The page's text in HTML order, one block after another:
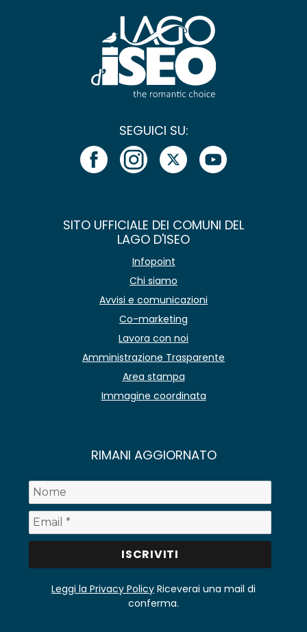
SEGUICI SU:
SITO UFFICIALE DEI COMUNI DEL
LAGO D'ISEO
Infopoint
Chi siamo
Avvisi e comunicazioni
Co-marketing
Lavora con noi
Amministrazione Trasparente
Area stampa
Immagine coordinata
RIMANI AGGIORNATO
Leggi la Privacy Policy Riceverai una mail di
conferma.